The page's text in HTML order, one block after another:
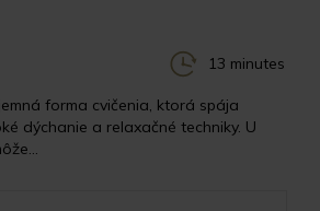
13 minutes
forma cvičenia, ktorá spája
dýchanie a relaxačné techniky. U